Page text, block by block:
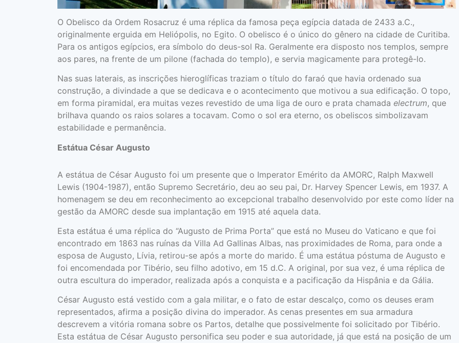
O Obelisco da Ordem Rosacruz é uma réplica da famosa peça egípcia datada de 2433 a.C.,
originalmente erguida em Heliópolis, no Egito. O obelisco é o único do gênero na cidade de Curitiba.
Para os antigos egípcios, era símbolo do deus-sol Ra. Geralmente era disposto nos templos, sempre
aos pares, na frente de um pilone (fachada do templo), e servia magicamente para protegê-lo.
Nas suas laterais, as inscrições hieroglíficas traziam o título do faraó que havia ordenado sua
construção, a divindade a que se dedicava e o acontecimento que motivou a sua edificação. O topo,
em forma piramidal, era muitas vezes revestido de uma liga de ouro e prata chamada electrum, que
brilhava quando os raios solares a tocavam. Como o sol era eterno, os obeliscos simbolizavam
estabilidade e permanência.
Estátua César Augusto
A estátua de César Augusto foi um presente que o Imperator Emérito da AMORC, Ralph Maxwell
Lewis (1904-1987), então Supremo Secretário, deu ao seu pai, Dr. Harvey Spencer Lewis, em 1937. A
homenagem se deu em reconhecimento ao excepcional trabalho desenvolvido por este como líder na
gestão da AMORC desde sua implantação em 1915 até aquela data.
Esta estátua é uma réplica do “Augusto de Prima Porta” que está no Museu do Vaticano e que foi
encontrado em 1863 nas ruínas da Villa Ad Gallinas Albas, nas proximidades de Roma, para onde a
esposa de Augusto, Lívia, retirou-se após a morte do marido. É uma estátua póstuma de Augusto e
foi encomendada por Tibério, seu filho adotivo, em 15 d.C. A original, por sua vez, é uma réplica de
outra escultura do imperador, realizada após a conquista e a pacificação da Hispânia e da Gália.
César Augusto está vestido com a gala militar, e o fato de estar descalço, como os deuses eram
representados, afirma a posição divina do imperador. As cenas presentes em sua armadura
descrevem a vitória romana sobre os Partos, detalhe que possivelmente foi solicitado por Tibério.
Esta estátua de César Augusto personifica seu poder e sua autoridade, já que está na posição de um